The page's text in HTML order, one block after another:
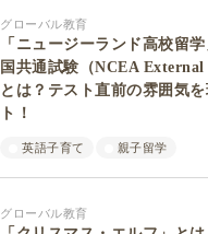
グローバル教育
「ニュージーランド高校留
国共通試験（NCEA External
とは？テスト直前の雰囲気
ト！
英語子育て 親子留学
グローバル教育